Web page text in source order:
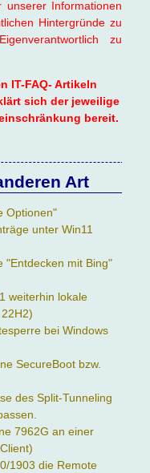
unserer Informationen
Hintergründe zu
zu
IT-FAQ- Artikeln
sich der jeweilige
bereit.
Art
Optionen"
unter Win11
"Entdecken mit Bing"
weiterhin lokale
bei Windows
SecureBoot bzw.
des Split-Tunneling
7962G an einer
1903 die Remote